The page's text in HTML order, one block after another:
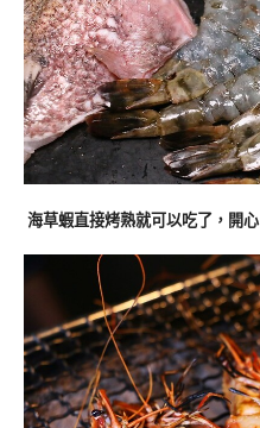
海草蝦直接烤熟就可以吃了，開心